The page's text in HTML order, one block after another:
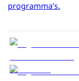
programma’s.